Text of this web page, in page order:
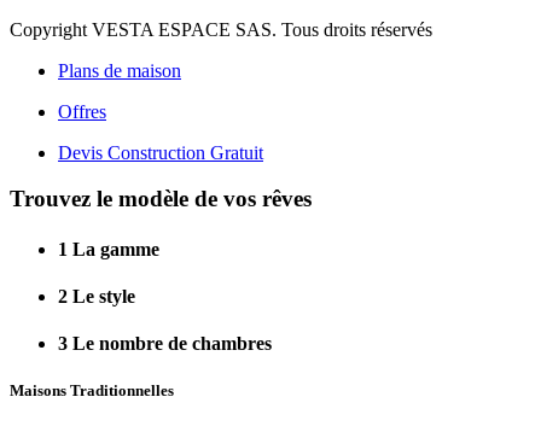
Copyright VESTA ESPACE SAS. Tous droits réservés
Plans de maison
Offres
Devis Construction Gratuit
Trouvez le modèle de vos rêves
1 La gamme
2 Le style
3 Le nombre de chambres
Maisons Traditionnelles